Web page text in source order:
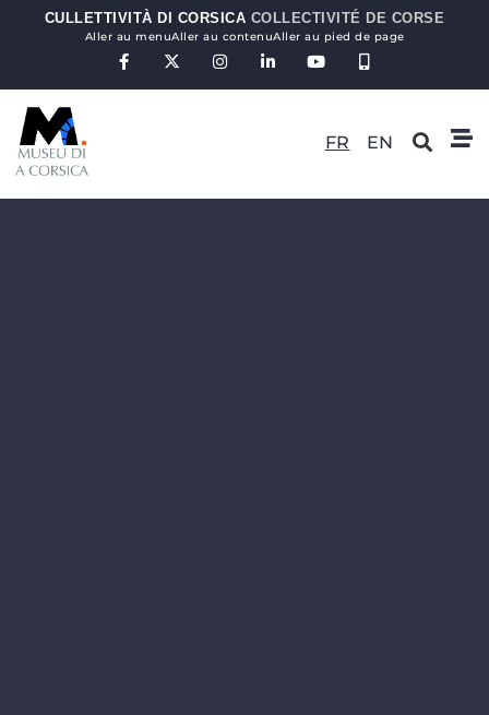
CULLETTIVITÀ DI CORSICA COLLECTIVITÉ DE CORSE
Aller au menuAller au contenuAller au pied de page
FR EN